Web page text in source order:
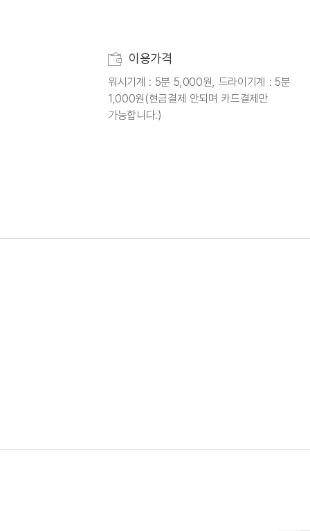
이용가격
워시기계 : 5분 5,000원, 드라이기계 : 5분
1,000원(현금결제 안되며 카드결제만
가능합니다.)